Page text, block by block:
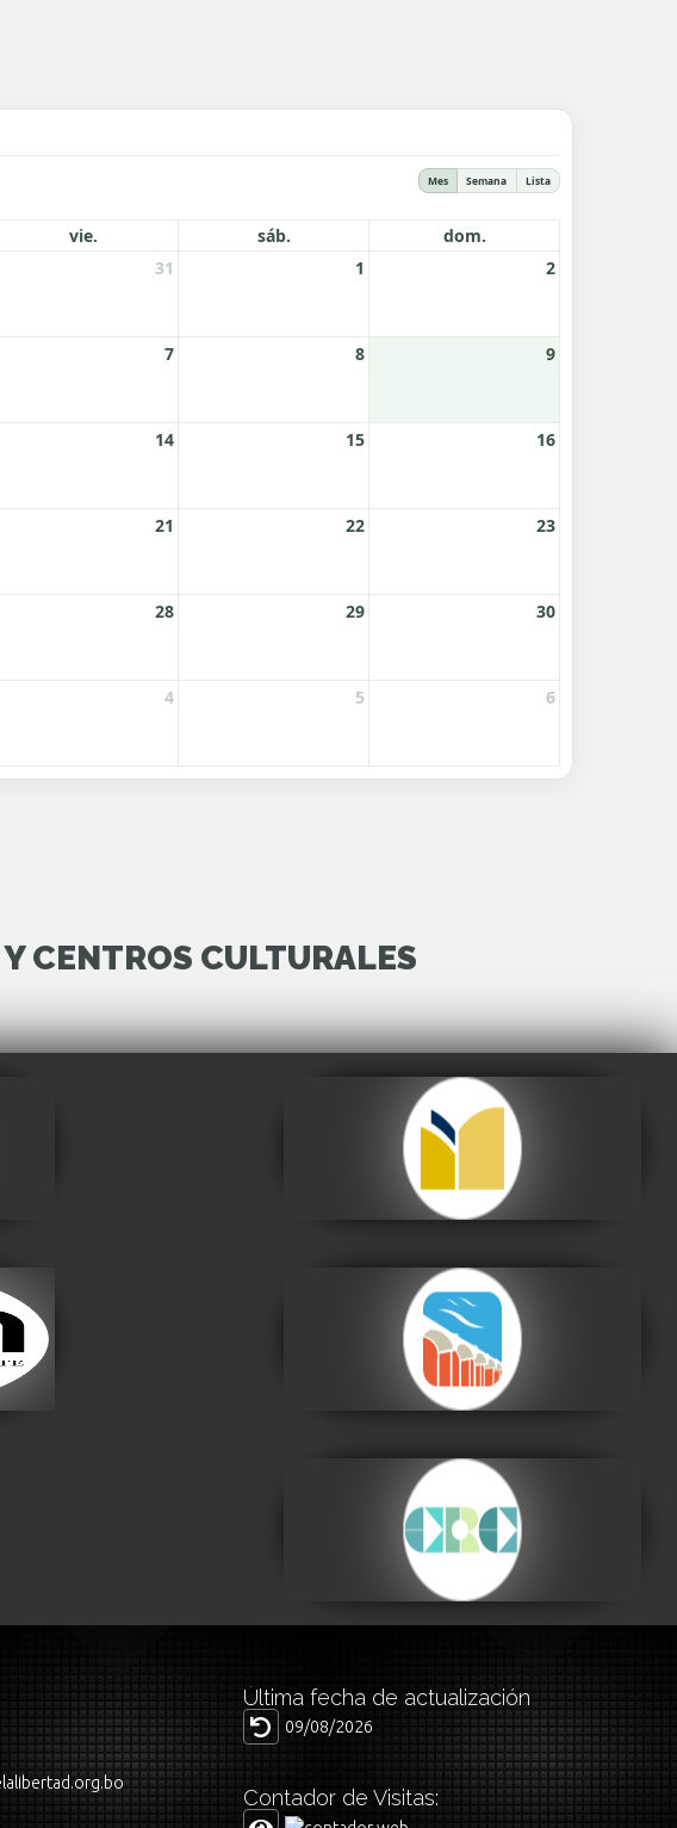
CENTROS CULTURALES
Archivo y Biblioteca
Nacionales de Bolivia
Centro de la Cultura
Plurinacional
Visitar
Centro de la
Revolución Cultural
Última fecha de actualización
09/08/2026
Contador de Visitas: